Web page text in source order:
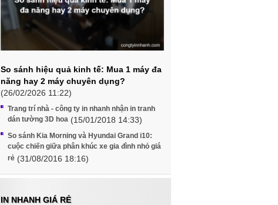
So sánh hiệu quả kinh tế: Mua 1 máy đa
năng hay 2 máy chuyên dụng?
(26/02/2026 11:22)
Trang trí nhà - công ty in nhanh nhận in tranh
dán tường 3D hoa (15/01/2018 14:33)
So sánh Kia Morning và Hyundai Grand i10:
cuộc chiến giữa phân khúc xe gia đình nhỏ giá
rẻ (31/08/2016 18:16)
IN NHANH GIÁ RẺ